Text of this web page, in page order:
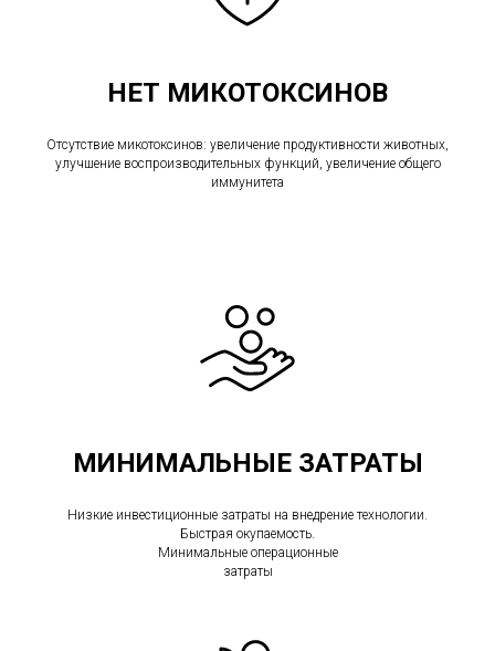
НЕТ МИКОТОКСИНОВ
Отсутствие микотоксинов: увеличение продуктивности животных,
улучшение воспроизводительных функций, увеличение общего
иммунитета
МИНИМАЛЬНЫЕ ЗАТРАТЫ
Низкие инвестиционные затраты на внедрение технологии.
Быстрая окупаемость.
Минимальные операционные
затраты